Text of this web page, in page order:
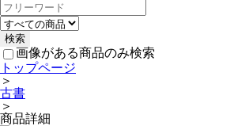
画像がある商品のみ検索
トップページ
＞
古書
＞
商品詳細